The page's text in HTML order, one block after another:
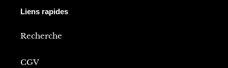
Liens rapides
Recherche
CGV